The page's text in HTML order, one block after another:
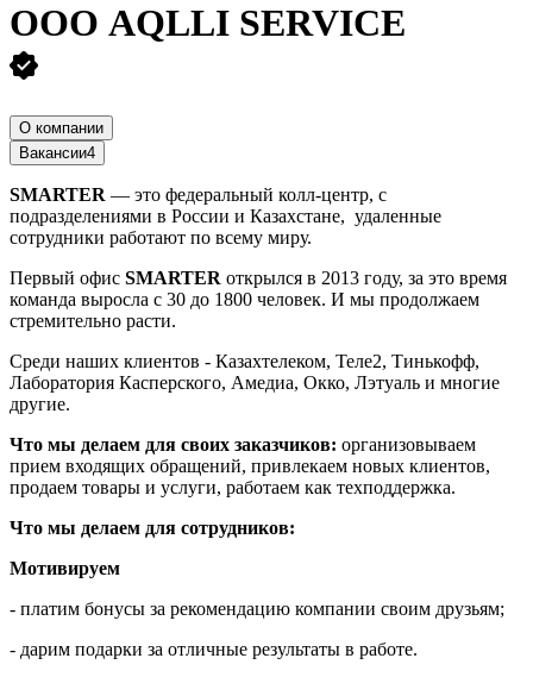
ООО AQLLI SERVICE
О компании
Вакансии4
SMARTER — это федеральный колл-центр, с
подразделениями в России и Казахстане, удаленные
сотрудники работают по всему миру.
Первый офис SMARTER открылся в 2013 году, за это время
команда выросла с 30 до 1800 человек. И мы продолжаем
стремительно расти.
Среди наших клиентов - Казахтелеком, Теле2, Тинькофф,
Лаборатория Касперского, Амедиа, Окко, Лэтуаль и многие
другие.
Что мы делаем для своих заказчиков: организовываем
прием входящих обращений, привлекаем новых клиентов,
продаем товары и услуги, работаем как техподдержка.
Что мы делаем для сотрудников:
Мотивируем
- платим бонусы за рекомендацию компании своим друзьям;
- дарим подарки за отличные результаты в работе.